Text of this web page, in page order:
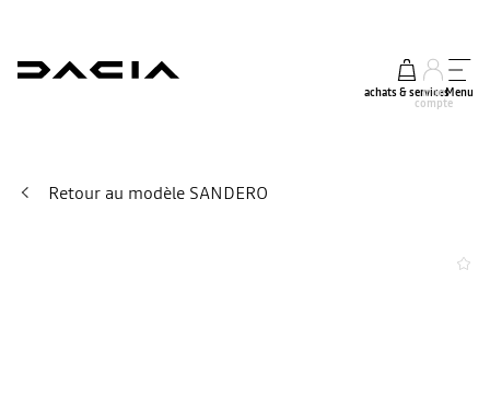
achats & services
mon
compte
Menu
Retour au modèle SANDERO